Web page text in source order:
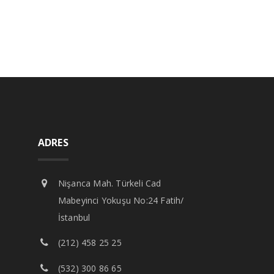
ADRES
Nişanca Mah. Türkeli Cad
Mabeyinci Yokuşu No:24 Fatih/
İstanbul
(212) 458 25 25
(532) 300 86 65